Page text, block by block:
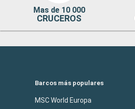
Mas de 10 000
CRUCEROS
Barcos más populares
MSC World Europa